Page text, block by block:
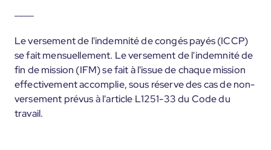
Le versement de l'indemnité de congés payés (ICCP)
se fait mensuellement. Le versement de l'indemnité de
fin de mission (IFM) se fait à l'issue de chaque mission
effectivement accomplie, sous réserve des cas de non-
versement prévus à l'article L1251-33 du Code du
travail.